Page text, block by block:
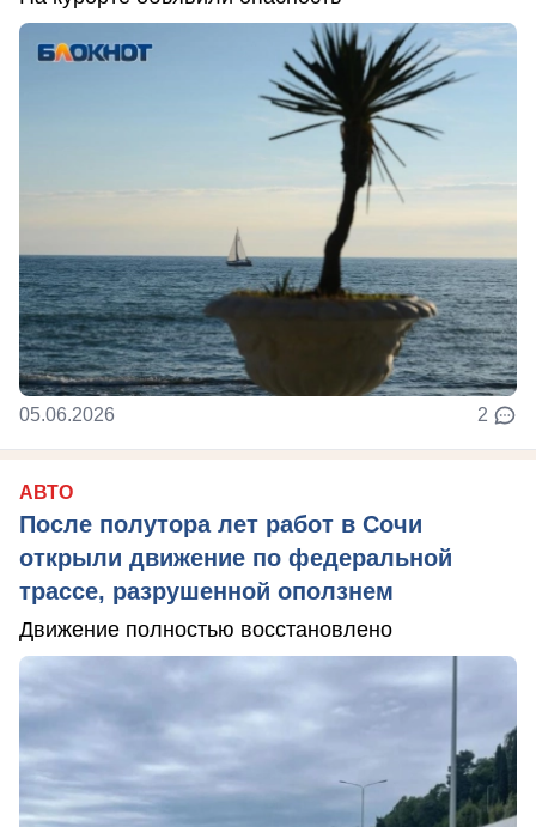
05.06.2026 2
АВТО
После полутора лет работ в Сочи
открыли движение по федеральной
трассе, разрушенной оползнем
Движение полностью восстановлено